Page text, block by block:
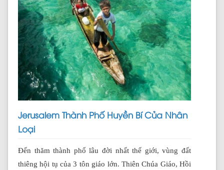
Jerusalem Thành Phố Huyền Bí Của Nhân
Loại
Đến thăm thành phố lâu đời nhất thế giới, vùng đất
thiêng hội tụ của 3 tôn giáo lớn. Thiên Chúa Giáo, Hồi